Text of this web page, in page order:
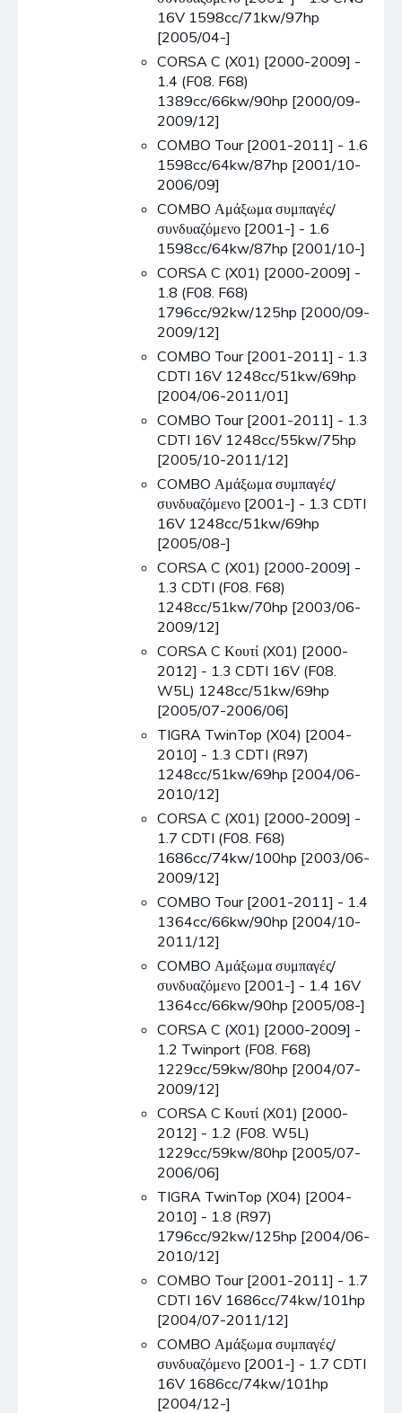
16V 1598cc/71kw/97hp
[2005/04-]
CORSA C (X01) [2000-2009] -
1.4 (F08. F68)
1389cc/66kw/90hp [2000/09-
2009/12]
COMBO Tour [2001-2011] - 1.6
1598cc/64kw/87hp [2001/10-
2006/09]
COMBO Αμάξωμα συμπαγές/
συνδυαζόμενο [2001-] - 1.6
1598cc/64kw/87hp [2001/10-]
CORSA C (X01) [2000-2009] -
1.8 (F08. F68)
1796cc/92kw/125hp [2000/09-
2009/12]
COMBO Tour [2001-2011] - 1.3
CDTI 16V 1248cc/51kw/69hp
[2004/06-2011/01]
COMBO Tour [2001-2011] - 1.3
CDTI 16V 1248cc/55kw/75hp
[2005/10-2011/12]
COMBO Αμάξωμα συμπαγές/
συνδυαζόμενο [2001-] - 1.3 CDTI
16V 1248cc/51kw/69hp
[2005/08-]
CORSA C (X01) [2000-2009] -
1.3 CDTI (F08. F68)
1248cc/51kw/70hp [2003/06-
2009/12]
CORSA C Κουτί (X01) [2000-
2012] - 1.3 CDTI 16V (F08.
W5L) 1248cc/51kw/69hp
[2005/07-2006/06]
TIGRA TwinTop (X04) [2004-
2010] - 1.3 CDTI (R97)
1248cc/51kw/69hp [2004/06-
2010/12]
CORSA C (X01) [2000-2009] -
1.7 CDTI (F08. F68)
1686cc/74kw/100hp [2003/06-
2009/12]
COMBO Tour [2001-2011] - 1.4
1364cc/66kw/90hp [2004/10-
2011/12]
COMBO Αμάξωμα συμπαγές/
συνδυαζόμενο [2001-] - 1.4 16V
1364cc/66kw/90hp [2005/08-]
CORSA C (X01) [2000-2009] -
1.2 Twinport (F08. F68)
1229cc/59kw/80hp [2004/07-
2009/12]
CORSA C Κουτί (X01) [2000-
2012] - 1.2 (F08. W5L)
1229cc/59kw/80hp [2005/07-
2006/06]
TIGRA TwinTop (X04) [2004-
2010] - 1.8 (R97)
1796cc/92kw/125hp [2004/06-
2010/12]
COMBO Tour [2001-2011] - 1.7
CDTI 16V 1686cc/74kw/101hp
[2004/07-2011/12]
COMBO Αμάξωμα συμπαγές/
συνδυαζόμενο [2001-] - 1.7 CDTI
16V 1686cc/74kw/101hp
[2004/12-]